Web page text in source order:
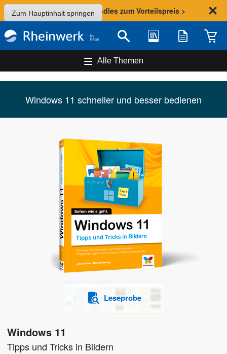
Zum Hauptinhalt springen
Sommer-Aktion: Bundles zum Vorteilspreis >
Suche Bibliothek Merkliste
Alle Themen
Windows 11 schneller und besser bedienen
Leseprobe
Windows 11
Tipps und Tricks in Bildern